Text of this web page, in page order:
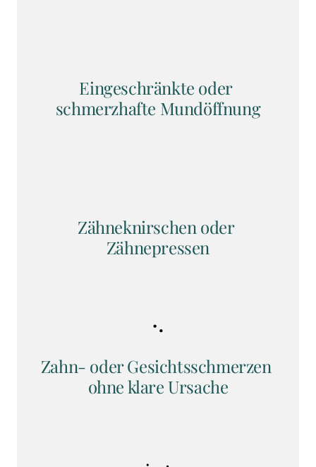
Eingeschränkte oder
schmerzhafte Mundöffnung
Zähneknirschen oder
Zähnepressen
Zahn- oder Gesichtsschmerzen
ohne klare Ursache